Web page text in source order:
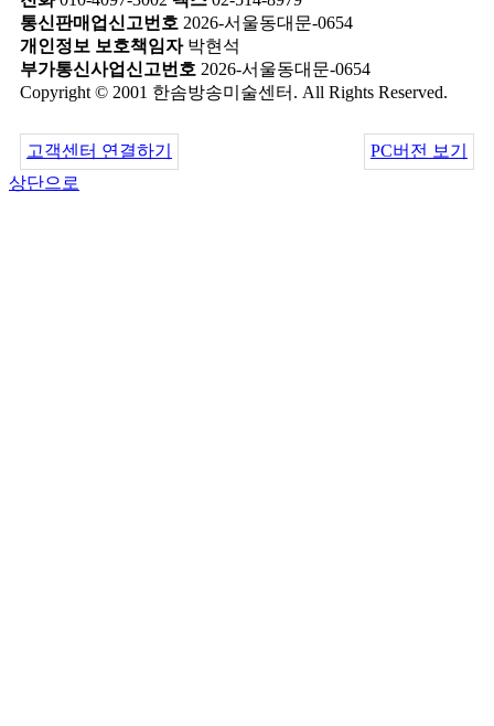
통신판매업신고번호 2026-서울동대문-0654
개인정보 보호책임자박현석
부가통신사업신고번호 2026-서울동대문-0654
Copyright © 2001 한솜방송미술센터. All Rights Reserved.
고객센터 연결하기
PC버전 보기
상단으로